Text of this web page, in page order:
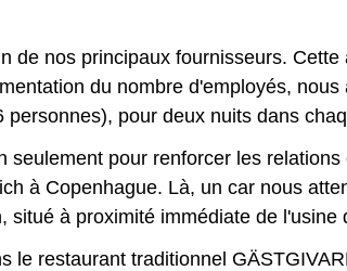
de nos principaux fournisseurs.
du nombre d'employés,
pour deux nuits dans
pour renforcer les
à Copenhague. Là, un car nous
à proximité immédiate de l'usine
le restaurant traditionnel